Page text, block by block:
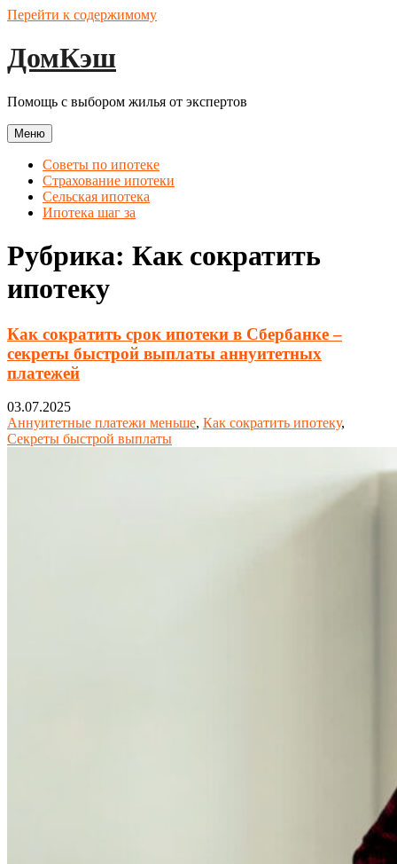
Перейти к содержимому
ДомКэш
Помощь с выбором жилья от экспертов
Меню
Советы по ипотеке
Страхование ипотеки
Сельская ипотека
Ипотека шаг за
Рубрика: Как сократить
ипотеку
Как сократить срок ипотеки в Сбербанке –
секреты быстрой выплаты аннуитетных
платежей
03.07.2025
Аннуитетные платежи меньше, Как сократить ипотеку,
Секреты быстрой выплаты